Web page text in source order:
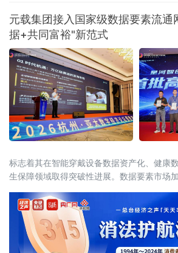
钢集团在高端压力容器
为海外能源储运工程提
升了鞍钢品牌的国际形象
元载集团接入国家级数据要素流通
据+共同富裕"新范式
标志着其在智能穿戴设备数据资产化、健康
生保障领域取得突破性进展。数据要素市场
《关于构建更加完